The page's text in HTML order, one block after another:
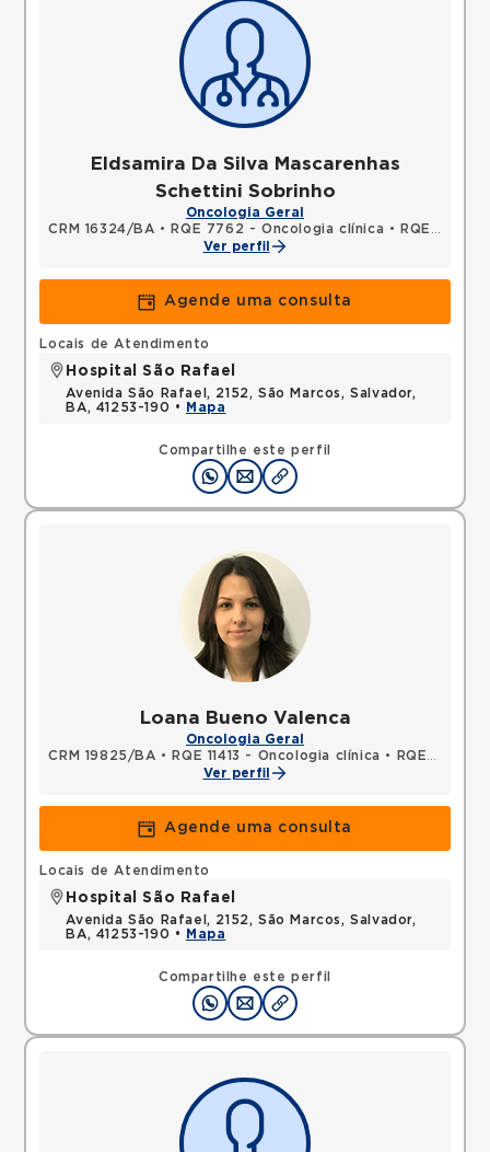
Eldsamira Da Silva Mascarenhas
Schettini Sobrinho
Oncologia Geral
CRM 16324/BA • RQE 7762 - Oncologia clínica •
RQE 7769 - Clínica médica
Ver perfil
Agende uma consulta
Compartilhe este perfil
Locais de Atendimento
Hospital São Rafael
Avenida São Rafael, 2152, São Marcos, Salvador,
BA, 41253-190 •
Mapa
Loana Bueno Valenca
Oncologia Geral
CRM 19825/BA • RQE 11413 - Oncologia clínica •
RQE 11414 - Clínica médica
Ver perfil
Agende uma consulta
Compartilhe este perfil
Locais de Atendimento
Hospital São Rafael
Avenida São Rafael, 2152, São Marcos, Salvador,
BA, 41253-190 •
Mapa